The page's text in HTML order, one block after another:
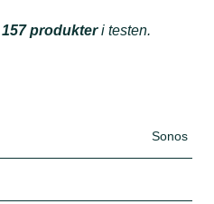
157 produkteri testen.
Sonos